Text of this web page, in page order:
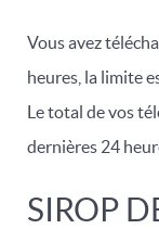
Vous avez
heures, la limite
Le total de vos
dernières 24
SIROP